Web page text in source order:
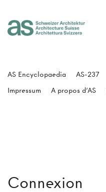
Connexion
AS Encyclopaedia AS-237
Impressum
A propos d'AS